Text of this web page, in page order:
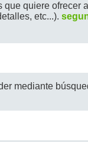
quiere ofrecer
etc...).
mediante